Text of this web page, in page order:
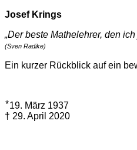
Josef Krings
„Der beste Mathelehrer, den ich
(Sven Radike)
Ein kurzer Rückblick auf ein
⃰ 19. März 1937
† 29. April 2020